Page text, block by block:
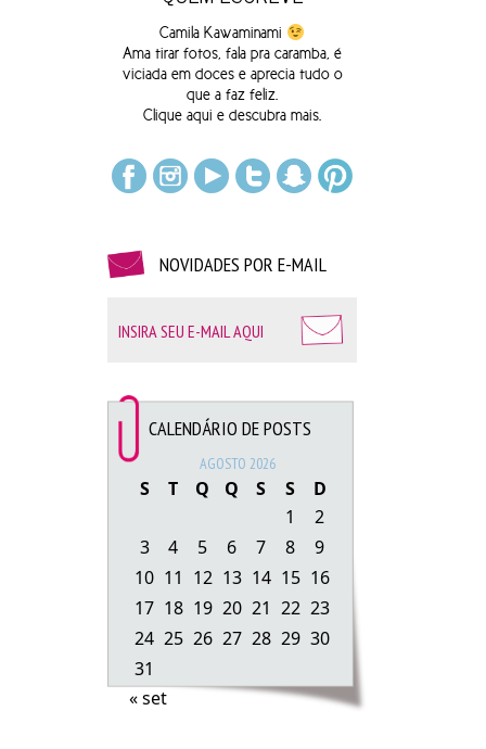
Por causa do tempo louco acabei decidindo o look
“final” na última hora e acho que acertei na escolha.
bem confortável. A bata colorida super combina com
parques (já fiz outras mini sessões de fotos em
parques usando ela haha) e as alpargatas deixam o
look mais despojado, quebrando o peso da calça
Camila Kawaminami
Ama tirar fotos, fala pra caramba, é
viciada em doces e aprecia tudo o
que a faz feliz.
Clique aqui e descubra mais.
NOVIDADES POR E-MAIL
CALENDÁRIO DE POSTS
AGOSTO 2026
S T Q Q S S
D
1
2
3
4 5 6 7 8
9
10 11 12 13 14 15 16
17 18 19 20 21 22 23
24 25 26 27 28 29 30
31
« set